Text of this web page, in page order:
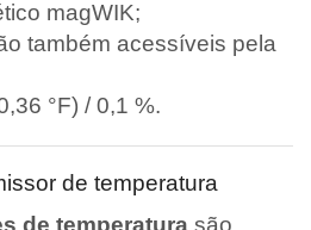
magWIK;
também acessíveis pela
°F) / 0,1 %.
de temperatura
de temperatura são